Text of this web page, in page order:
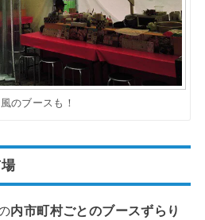
のブースも！
内市町村ごとのブースずらり